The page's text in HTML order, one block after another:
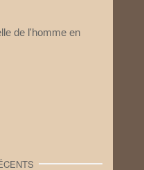
de l'homme en